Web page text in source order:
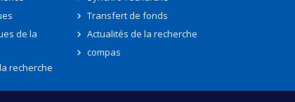
de la
recherche
Transfert de fonds
Actualités de la recherche
compas